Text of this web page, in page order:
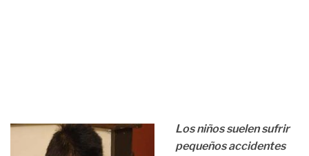
Los niños suelen sufrir
pequeños accidentes